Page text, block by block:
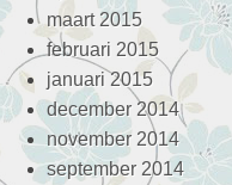
maart 2015
februari 2015
januari 2015
december 2014
november 2014
september 2014